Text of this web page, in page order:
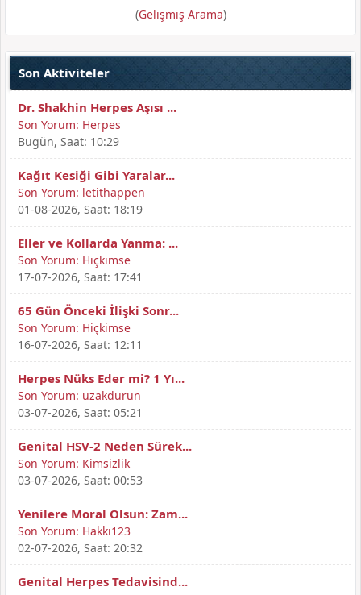
(Gelişmiş Arama)
Son Aktiviteler
Dr. Shakhin Herpes Aşısı ...
Son Yorum: Herpes
Bugün, Saat: 10:29
Kağıt Kesiği Gibi Yaralar...
Son Yorum: letithappen
01-08-2026, Saat: 18:19
Eller ve Kollarda Yanma: ...
Son Yorum: Hiçkimse
17-07-2026, Saat: 17:41
65 Gün Önceki İlişki Sonr...
Son Yorum: Hiçkimse
16-07-2026, Saat: 12:11
Herpes Nüks Eder mi? 1 Yı...
Son Yorum: uzakdurun
03-07-2026, Saat: 05:21
Genital HSV-2 Neden Sürek...
Son Yorum: Kimsizlik
03-07-2026, Saat: 00:53
Yenilere Moral Olsun: Zam...
Son Yorum: Hakkı123
02-07-2026, Saat: 20:32
Genital Herpes Tedavisind...